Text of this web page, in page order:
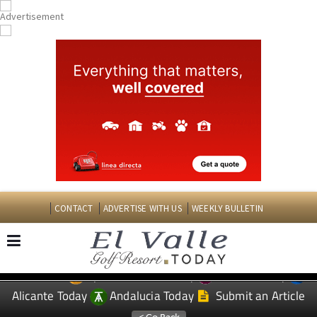
CONTACT ADVERTISE WITH US WEEKLY BULLETIN
EDITIONS: Spanish News Today
Murcia Today
Alicante Today
Andalucia Today Submit an Article